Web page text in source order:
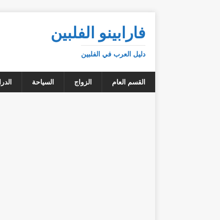
فارابينو الفلبين
دليل العرب في الفلبين
القسم العام الزواج السياحة